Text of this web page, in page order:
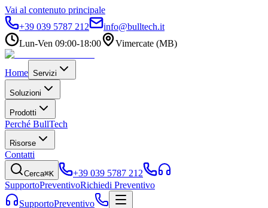
Vai al contenuto principale
+39 039 5787 212
info@bulltech.it
Lun-Ven 09:00-18:00
Vimercate (MB)
Home Servizi
Soluzioni
Prodotti
Perché BullTech
Risorse
Contatti
Cerca⌘K
+39 039 5787 212
SupportoPreventivoRichiedi Preventivo
SupportoPreventivo